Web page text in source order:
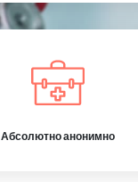
Абсолютно анонимно